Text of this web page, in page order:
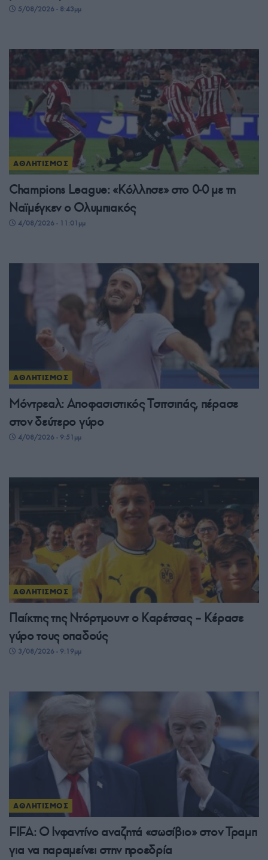
5/08/2026 - 8:43μμ
ΑΘΛΗΤΙΣΜΟΣ
Champions League: «Κόλλησε» στο 0-0 με τη
Ναϊμέγκεν ο Ολυμπιακός
4/08/2026 - 11:01μμ
ΑΘΛΗΤΙΣΜΟΣ
Μόντρεαλ: Αποφασιστικός Τσιτσιπάς, πέρασε
στον δεύτερο γύρο
4/08/2026 - 9:51μμ
ΑΘΛΗΤΙΣΜΟΣ
Παίκτης της Ντόρτμουντ ο Καρέτσας – Κέρασε
γύρο τους οπαδούς
3/08/2026 - 9:19μμ
ΑΘΛΗΤΙΣΜΟΣ
FIFA: Ο Ινφαντίνο αναζητά «σωσίβιο» στον Τραμπ
για να παραμείνει στην προεδρία